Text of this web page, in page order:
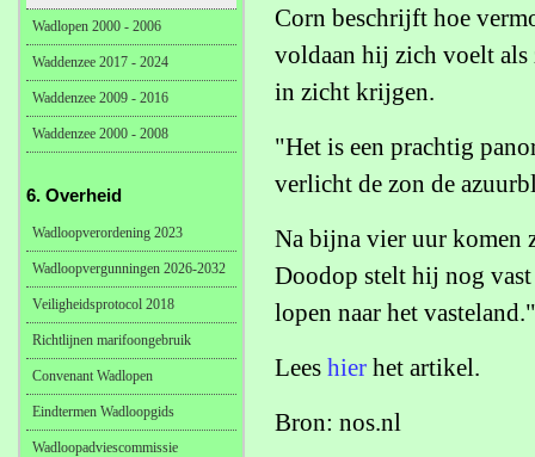
Corn beschrijft hoe
voldaan hij zich voelt als
in zicht krijgen.
"Het is een prachtig
verlicht de zon de
Na bijna vier uur komen
Doodop stelt hij nog
lopen naar het vasteland."
Lees hier het artikel.
Bron: nos.nl
Wadlopen 2000 - 2006
Waddenzee 2017 - 2024
Waddenzee 2009 - 2016
Waddenzee 2000 - 2008
6. Overheid
Wadloopverordening 2023
Wadloopvergunningen 2026-2032
Veiligheidsprotocol 2018
Richtlijnen marifoongebruik
Convenant Wadlopen
Eindtermen Wadloopgids
Wadloopadviescommissie